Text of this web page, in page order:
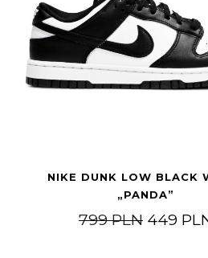
NIKE DUNK LOW BLACK
„PANDA”
799PLN Original
449